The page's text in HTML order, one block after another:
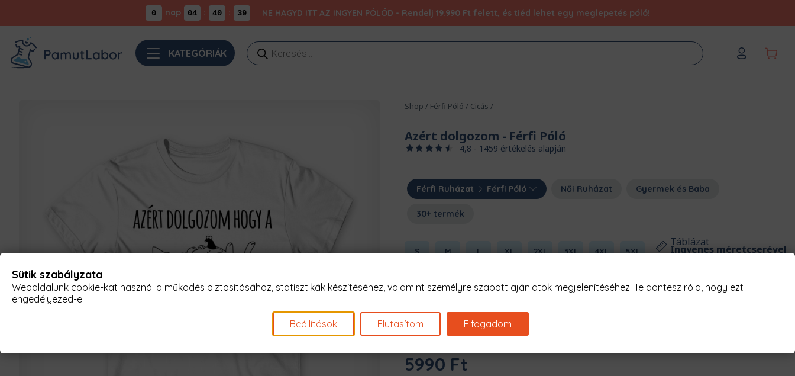
0 nap 04 : 40 : 38 NE HAGYD ITT AZ INGYEN PÓLÓD - Rendelj 19.990 Ft felett, és tiéd lehet egy meglepetés póló!
KATEGÓRIÁK
Products
search
Shop / Férfi Póló / Cicás /
Azért dolgozom - Férfi Póló
4,8 - 1459 értékelés alapján
Férfi Ruházat Férfi Póló Női Ruházat Gyermek és Baba
30+ termék
Táblázat
Ingyenes méretcserével
S M L XL 2XL 3XL 4XL 5XL
5990 Ft
Sütik szabályzata
Weboldalunk cookie-kat használ a működés biztosításához, statisztikák készítéséhez, valamint személyre szabott ajánlatok megjelenítéséhez. Te döntesz róla, hogy ezt
engedélyezed-e.
Beállítások Elutasítom Elfogadom